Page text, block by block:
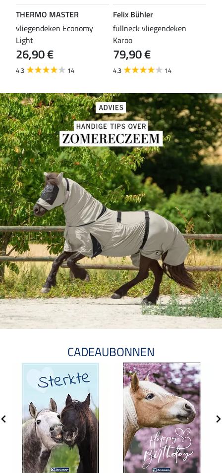
THERMO MASTER
vliegendeken Economy
Light
26,90 €
4.3 14
Felix Bühler
fullneck vliegendeken
Karoo
79,90 €
4.3 14
CADEAUBONNEN